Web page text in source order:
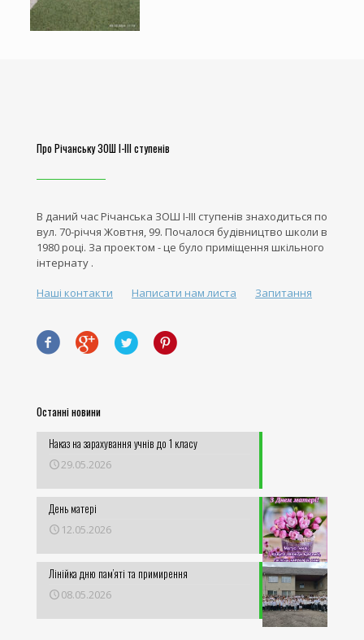
Про Річанську ЗОШ І-ІІІ ступенів
В даний час Річанська ЗОШ І-ІІІ ступенів знаходиться по
вул. 70-річчя Жовтня, 99. Почалося будівництво школи в
1980 році. За проектом - це було приміщення шкільного
інтернату .
Наші контакти Написати нам листа Запитання
Останні новини
Наказ на зарахування учнів до 1 класу
29.05.2026
День матері
12.05.2026
Лінійка дню пам’яті та примирення
08.05.2026